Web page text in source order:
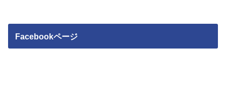
Facebookページ